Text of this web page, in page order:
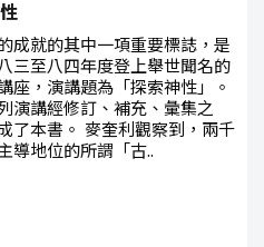
成就的其中一項重要標誌，是
三至八四年度登上舉世聞名的
座，演講題為「探索神性」。
演講經修訂、補充、彙集之
了本書。 麥奎利觀察到，兩千
導地位的所謂「古..